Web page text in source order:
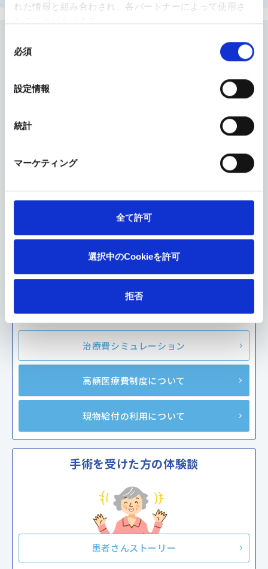
れた情報と組み合わされ、各パートナーによって使用さ
必須
設定情報
統計
マーケティング
全て許可
選択中のCookieを許可
拒否
費用はどのくらいかかるの？
治療費シミュレーション
高額医療費制度について
現物給付の利用について
手術を受けた方の体験談
患者さんストーリー